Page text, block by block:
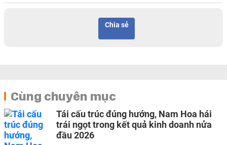
Chia sẻ
Cùng chuyên mục
Tái cấu trúc đúng hướng, Nam Hoa hái
trái ngọt trong kết quả kinh doanh nửa
đầu 2026